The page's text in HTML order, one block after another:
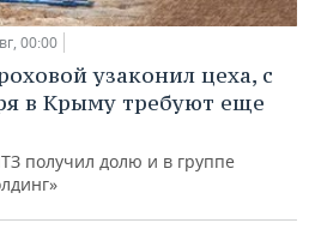
00:00
узаконил цеха, с
в Крыму требуют еще
получил долю и в группе